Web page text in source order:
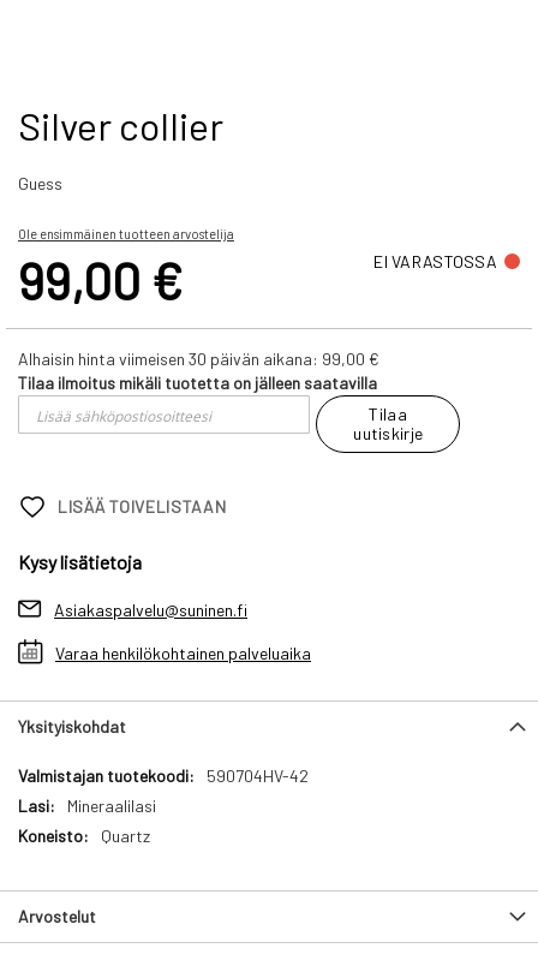
Skip
to
beginning
the
gallery
Silver collier
Guess
Ole ensimmäinen tuotteen arvostelija
99,00 € EI VARASTOSSA
Alhaisin hinta viimeisen 30 päivän aikana: 99,00 €
Tilaa ilmoitus mikäli tuotetta on jälleen saatavilla
Tilaa
uutiskirje
LISÄÄ TOIVELISTAAN
Kysy lisätietoja
Asiakaspalvelu@suninen.fi
Varaa henkilökohtainen palveluaika
Yksityiskohdat
Yksityiskohdat
590704HV-42
Mineraalilasi
Quartz
Arvostelut